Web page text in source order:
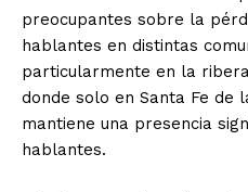
preocupantes sobre la
hablantes en distintas
particularmente en la
donde solo en Santa Fe de
mantiene una presencia
hablantes.